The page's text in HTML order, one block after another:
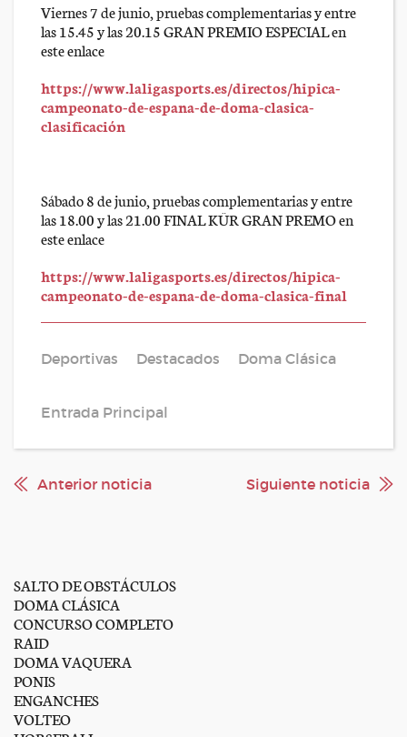
Viernes 7 de junio, pruebas complementarias y entre
las 15.45 y las 20.15 GRAN PREMIO ESPECIAL en
este enlace
https://www.laligasports.es/directos/hipica-
campeonato-de-espana-de-doma-clasica-
clasificación
Sábado 8 de junio, pruebas complementarias y entre
las 18.00 y las 21.00 FINAL KÜR GRAN PREMO en
este enlace
https://www.laligasports.es/directos/hipica-
campeonato-de-espana-de-doma-clasica-final
Deportivas Destacados Doma Clásica
Entrada Principal
Anterior noticia Siguiente noticia
SALTO DE OBSTÁCULOS
DOMA CLÁSICA
CONCURSO COMPLETO
RAID
DOMA VAQUERA
PONIS
ENGANCHES
VOLTEO